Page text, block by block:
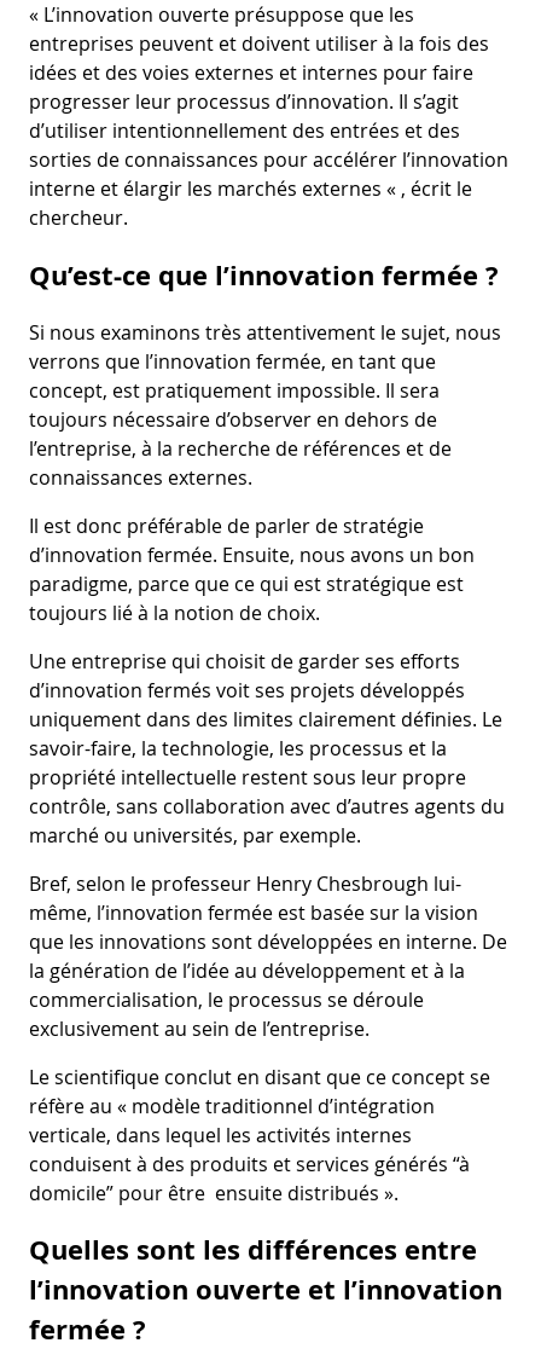
« L’innovation ouverte présuppose que les
entreprises peuvent et doivent utiliser à la fois des
idées et des voies externes et internes pour faire
progresser leur processus d’innovation. Il s’agit
d’utiliser intentionnellement des entrées et des
sorties de connaissances pour accélérer l’innovation
interne et élargir les marchés externes « , écrit le
chercheur.
Qu’est-ce que l’innovation fermée ?
Si nous examinons très attentivement le sujet, nous
verrons que l’innovation fermée, en tant que
concept, est pratiquement impossible. Il sera
toujours nécessaire d’observer en dehors de
l’entreprise, à la recherche de références et de
connaissances externes.
Il est donc préférable de parler de stratégie
d’innovation fermée. Ensuite, nous avons un bon
paradigme, parce que ce qui est stratégique est
toujours lié à la notion de choix.
Une entreprise qui choisit de garder ses efforts
d’innovation fermés voit ses projets développés
uniquement dans des limites clairement définies. Le
savoir-faire, la technologie, les processus et la
propriété intellectuelle restent sous leur propre
contrôle, sans collaboration avec d’autres agents du
marché ou universités, par exemple.
Bref, selon le professeur Henry Chesbrough lui-
même, l’innovation fermée est basée sur la vision
que les innovations sont développées en interne. De
la génération de l’idée au développement et à la
commercialisation, le processus se déroule
exclusivement au sein de l’entreprise.
Le scientifique conclut en disant que ce concept se
réfère au « modèle traditionnel d’intégration
verticale, dans lequel les activités internes
conduisent à des produits et services générés “à
domicile” pour être ensuite distribués ».
Quelles sont les différences entre
l’innovation ouverte et l’innovation
fermée ?